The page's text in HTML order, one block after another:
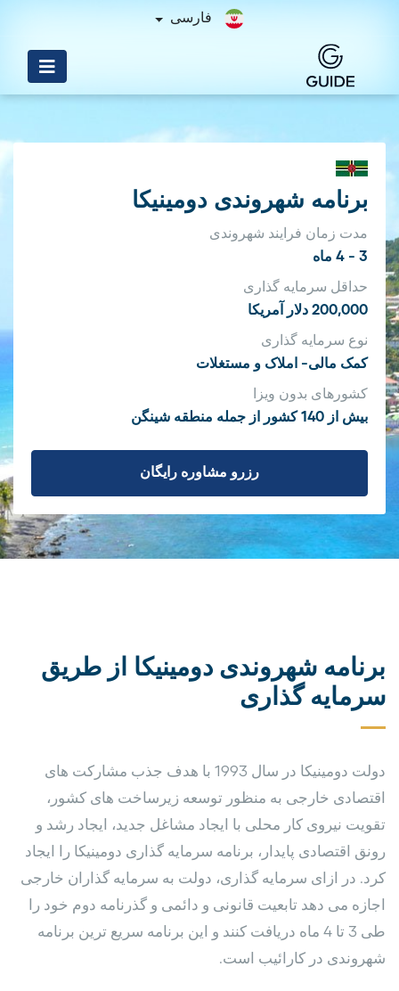
فارسی
برنامه شهروندی دومینیکا
مدت زمان فرایند شهروندی
3 - 4 ماه
حداقل سرمایه گذاری
200,000 دلار آمریکا
نوع سرمایه گذاری
کمک مالی- املاک و مستغلات
کشورهای بدون ویزا
بیش از 140 کشور از جمله منطقه شینگن
رزرو مشاوره رایگان
برنامه شهروندی دومینیکا از طریق
سرمایه گذاری
دولت دومینیکا در سال 1993 با هدف جذب مشارکت های
اقتصادی خارجی به منظور توسعه زیرساخت های کشور،
تقویت نیروی کار محلی با ایجاد مشاغل جدید، ایجاد رشد و
رونق اقتصادی پایدار، برنامه سرمایه گذاری دومینیکا را ایجاد
کرد. در ازای سرمایه گذاری، دولت به سرمایه گذاران خارجی
اجازه می دهد تابعیت قانونی و دائمی و گذرنامه دوم خود را
طی 3 تا 4 ماه دریافت کنند و این برنامه سریع ترین برنامه
شهروندی در کارائیب است.